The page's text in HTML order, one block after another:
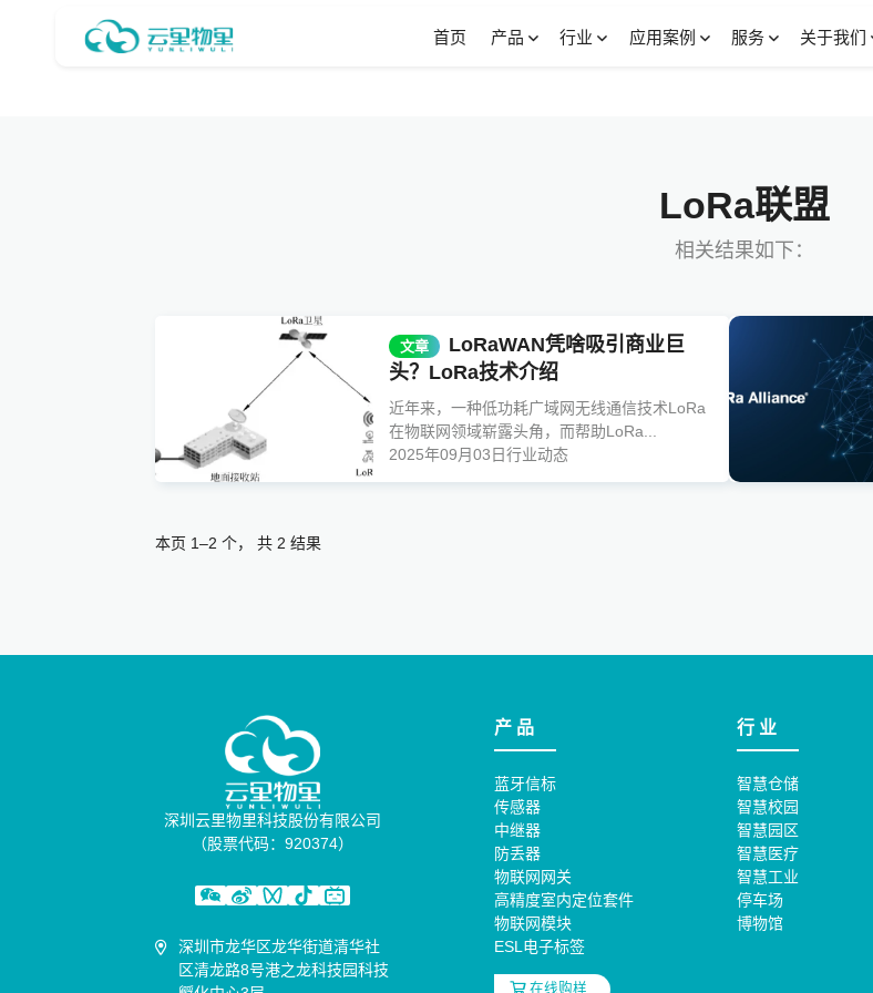
首页 产品 行业 应用案例 服务 关于我们
LoRa联盟
相关结果如下：
文章
LoRaWAN凭啥吸引商业巨
头？LoRa技术介绍
近年来，一种低功耗广域网无线通信技术LoRa
在物联网领域崭露头角，而帮助LoRa...
2025年09月03日行业动态
本页 1–2 个， 共 2 结果
深圳云里物里科技股份有限公司
（股票代码：920374）
深圳市龙华区龙华街道清华社
区清龙路8号港之龙科技园科技
产 品
蓝牙信标
传感器
中继器
防丢器
物联网网关
高精度室内定位套件
物联网模块
ESL电子标签
在线购样
行 业
智慧仓储
智慧校园
智慧园区
智慧医疗
智慧工业
停车场
博物馆